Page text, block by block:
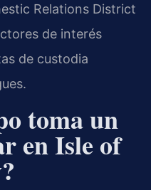
Relations District
de interés
de custodia
toma un
en Isle of